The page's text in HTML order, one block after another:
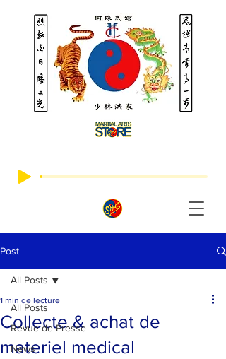
Post
All Posts
Revue de Presse
News
All Posts
Collecte & achat de
materiel medical
1 min de lecture